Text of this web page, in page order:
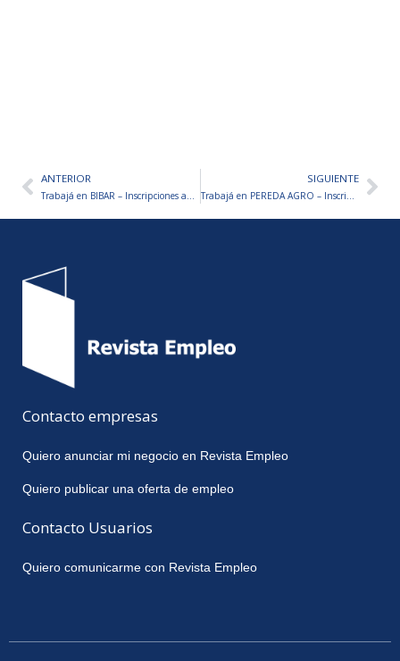
AntANTERIOR
Trabajá en BIBAR – Inscripciones abiertas
SIGUIENTE
Trabajá en PEREDA AGRO – Inscripciones abiertas
Contacto empresas
Quiero anunciar mi negocio en Revista Empleo
Quiero publicar una oferta de empleo
Contacto Usuarios
Quiero comunicarme con Revista Empleo